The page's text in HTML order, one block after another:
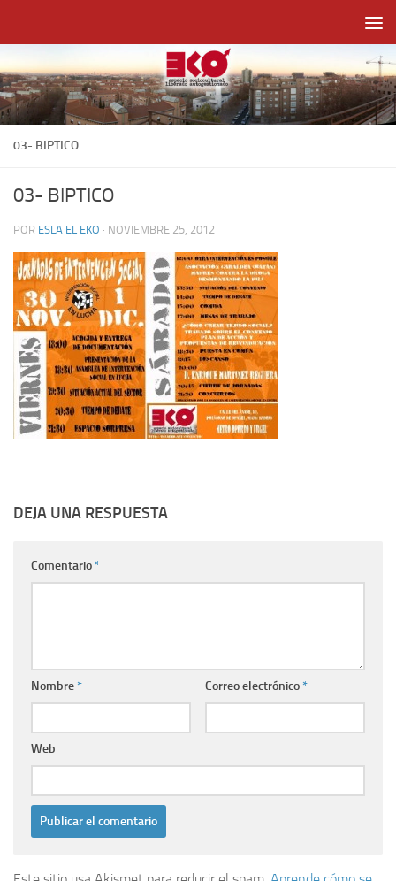
03- BIPTICO
03- BIPTICO
POR ESLA EL EKO · NOVIEMBRE 25, 2012
DEJA UNA RESPUESTA
Comentario*
Nombre* Correo electrónico*
Web